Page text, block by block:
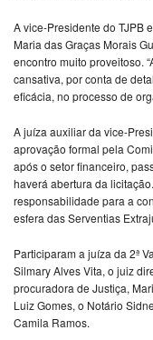
A vice-Presidente do TJPB
Maria das Graças Morais
encontro muito proveitoso.
cansativa, por conta de
eficácia, no processo de
A juíza auxiliar da vice-
aprovação formal pela
após o setor financeiro,
haverá abertura da
responsabilidade para a
esfera das Serventias
Participaram a juíza da 2ª
Silmary Alves Vita, o juiz
procuradora de Justiça,
Luiz Gomes, o Notário
Camila Ramos.